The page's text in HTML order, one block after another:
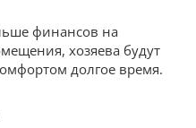
финансов на
хозяева будут
долгое время.